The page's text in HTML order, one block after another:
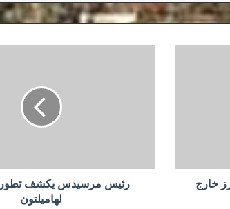
خارج
رئيس مرسيدس يكشف
لهاميلتون